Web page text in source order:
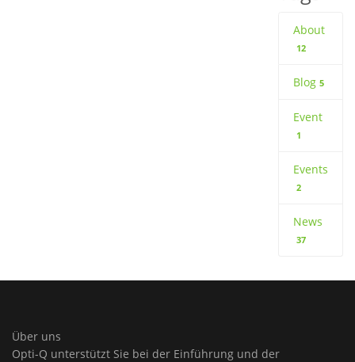
About
12
Blog 5
Event
1
Events
2
News
37
Über uns
Opti-Q unterstützt Sie bei der Einführung und der